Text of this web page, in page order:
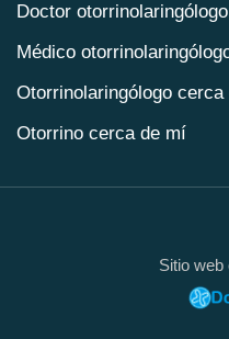
Doctor otorrinolaringólogo
Médico
Otorrinolaringólogo
Otorrino cerca de mí
Otorrinolaringólogo
Otorrinolaringólogo precio
Sitio web